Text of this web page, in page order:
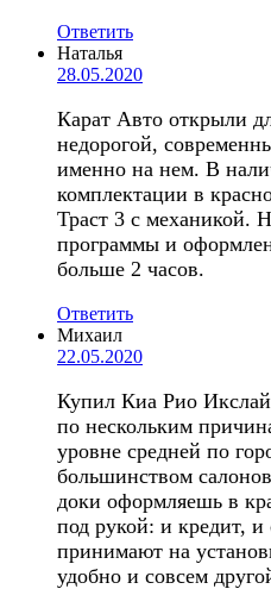
Ответить
Наталья
28.05.2020
Карат Авто открыли
недорогой,
именно на нем. В
комплектации в
Траст 3 с механикой.
программы и
больше 2 часов.
Ответить
Михаил
22.05.2020
Купил Киа Рио
по нескольким
уровне средней по
большинством
доки оформляешь в
под рукой: и кредит, и
принимают на
удобно и совсем